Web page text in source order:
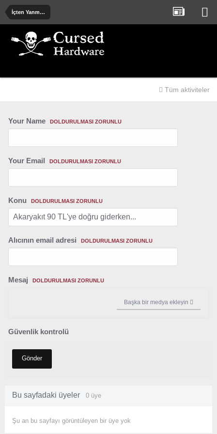
İçten Yanmalı ve Elektrik Motorlu Araçlar
Tüm aktiviteler
Your Name DOLDURULMASI ZORUNLU
Your Email DOLDURULMASI ZORUNLU
Konu DOLDURULMASI ZORUNLU
Alıcının email adresi DOLDURULMASI ZORUNLU
Mesaj DOLDURULMASI ZORUNLU
Başka bir medya ekleyin
Güvenlik kontrolü
Gönder
Bu sayfadaki üyeler 0 üye
Şu an bu sayfayı görüntüleyen bir üye yok